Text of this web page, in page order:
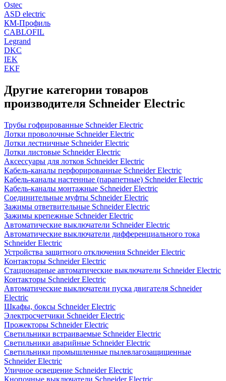
Ostec
ASD electric
КМ-Профиль
CABLOFIL
Legrand
DKC
IEK
EKF
Другие категории товаров
производителя Schneider Electric
Трубы гофрированные Schneider Electric
Лотки проволочные Schneider Electric
Лотки лестничные Schneider Electric
Лотки листовые Schneider Electric
Аксессуары для лотков Schneider Electric
Кабель-каналы перфорированные Schneider Electric
Кабель-каналы настенные (парапетные) Schneider Electric
Кабель-каналы монтажные Schneider Electric
Соединительные муфты Schneider Electric
Зажимы ответвительные Schneider Electric
Зажимы крепежные Schneider Electric
Автоматические выключатели Schneider Electric
Автоматические выключатели дифференциального тока
Schneider Electric
Устройства защитного отключения Schneider Electric
Контакторы Schneider Electric
Стационарные автоматические выключатели Schneider Electric
Контакторы Schneider Electric
Автоматические выключатели пуска двигателя Schneider
Electric
Шкафы, боксы Schneider Electric
Электросчетчики Schneider Electric
Прожекторы Schneider Electric
Светильники встраиваемые Schneider Electric
Светильники аварийные Schneider Electric
Светильники промышленные пылевлагозащищенные
Schneider Electric
Уличное освещение Schneider Electric
Кнопочные выключатели Schneider Electric